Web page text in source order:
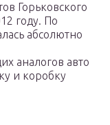
Горьковского
году. По
абсолютно
аналогов авто
и коробку